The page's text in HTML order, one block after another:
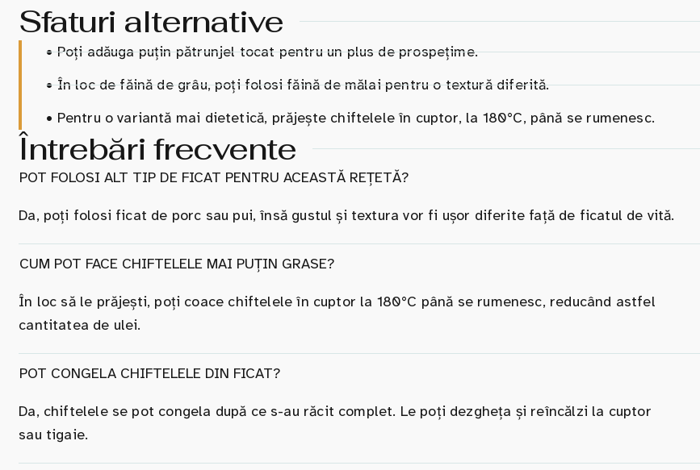
Sfaturi alternative
•Poți adăuga puțin pătrunjel tocat pentru un plus de prospețime.
•În loc de făină de grâu, poți folosi făină de mălai pentru o textură diferită.
• Pentru o variantă mai dietetică, prăjește chiftelele în cuptor, la 180°C, până se rumenesc.
Întrebări frecvente
POT FOLOSI ALT TIP DE FICAT PENTRU ACEASTĂ REȚETĂ?
Da, poți folosi ficat de porc sau pui, însă gustul și textura vor fi ușor diferite față de ficatul de vită.
CUM POT FACE CHIFTELELE MAI PUȚIN GRASE?
În loc să le prăjești, poți coace chiftelele în cuptor la 180°C până se rumenesc, reducând astfel
cantitatea de ulei.
POT CONGELA CHIFTELELE DIN FICAT?
Da, chiftelele se pot congela după ce s-au răcit complet. Le poți dezgheța și reîncălzi la cuptor
sau tigaie.